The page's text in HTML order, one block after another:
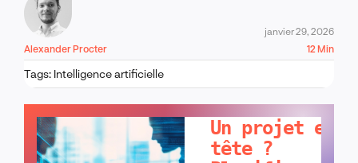
Alexander Procter
janvier 29, 2026
12 Min
Tags: Intelligence artificielle
Un projet en
tête ?